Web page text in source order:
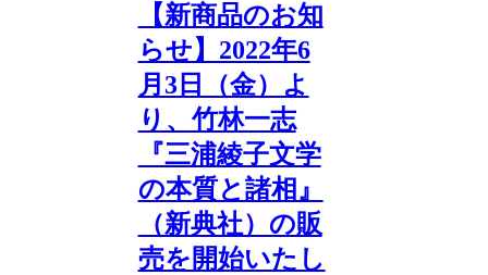
【新商品のお知
らせ】2022年6
月3日（金）よ
り、竹林一志
『三浦綾子文学
の本質と諸相』
（新典社）の販
売を開始いたし